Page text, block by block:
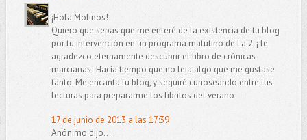
¡Hola Molinos!
Quiero que sepas que me enteré de la existencia de tu blog
por tu intervención en un programa matutino de La 2. ¡Te
agradezco eternamente descubrir el libro de crónicas
marcianas! Hacía tiempo que no leía algo que me gustase
tanto. Me encanta tu blog, y seguiré curioseando entre tus
lecturas para prepararme los libritos del verano
17 de junio de 2013 a las 17:39
Anónimo dijo...